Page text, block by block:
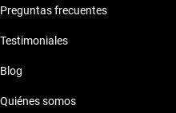
Preguntas frecuentes
Testimoniales
Blog
Quiénes somos